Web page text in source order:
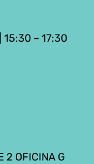
– 17:30
2 OFICINA G